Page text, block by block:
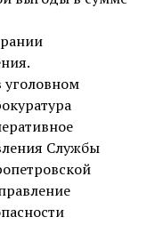
уголовном
Службы